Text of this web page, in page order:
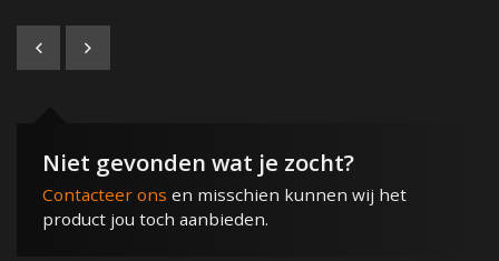
Niet gevonden wat je zocht?
Contacteer ons en misschien kunnen wij het
product jou toch aanbieden.